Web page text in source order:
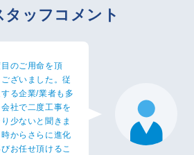
タッフコメント
のご用命を頂
ざいました。従
る企業/業者も多
社で二度工事を
少ないと聞きま
からさらに進化
お任せ頂けるこ